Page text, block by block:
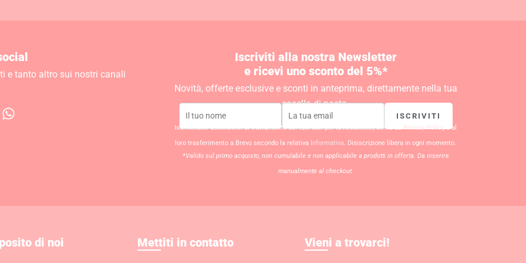
e tanto altro sui nostri canali
W
Iscriviti alla nostra Newsletter
e ricevi uno sconto del 5%*
Novità, offerte esclusive e sconti in anteprima, direttamente nella tua
casella di posta.
ISCRIVITI
Iscrivendoti acconsenti al trattamento dei tuoi dati per la newsletter, come da Privacy Policy, e al
loro trasferimento a Brevo secondo la relativa Informativa . Disiscrizione libera in ogni momento.
*Valido sul primo acquisto, non cumulabile e non applicabile a prodotti in offerta. Da inserire
manualmente al checkout.
di noi Mettiti in contatto Vieni a trovarci!